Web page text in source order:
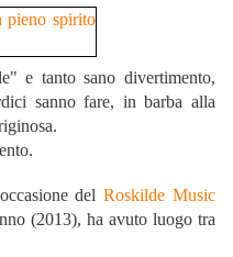
e tanto sano divertimento,
sanno fare, in barba alla
delRoskilde Music
(2013), ha avuto luogo tra